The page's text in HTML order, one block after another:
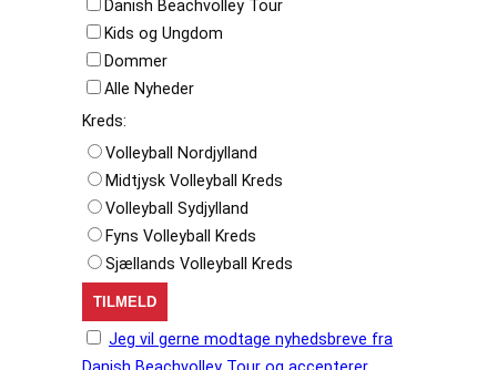
Danish Beachvolley Tour
Kids og Ungdom
Dommer
Alle Nyheder
Kreds:
Volleyball Nordjylland
Midtjysk Volleyball Kreds
Volleyball Sydjylland
Fyns Volleyball Kreds
Sjællands Volleyball Kreds
Jeg vil gerne modtage nyhedsbreve fra